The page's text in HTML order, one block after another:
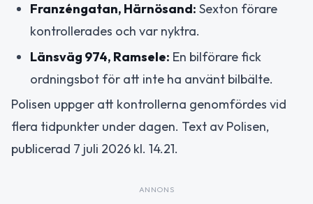
Franzéngatan, Härnösand: Sexton förare
kontrollerades och var nyktra.
Länsväg 974, Ramsele: En bilförare fick
ordningsbot för att inte ha använt bilbälte.
Polisen uppger att kontrollerna genomfördes vid
flera tidpunkter under dagen. Text av Polisen,
publicerad 7 juli 2026 kl. 14.21.
ANNONS